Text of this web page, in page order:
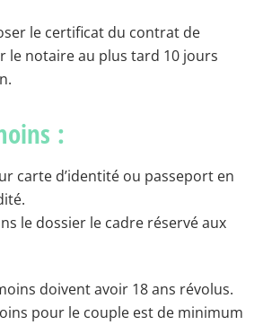
le certificat du contrat de
le notaire au plus tard 10 jours
:
carte d’identité ou passeport en
le dossier le cadre réservé aux
doivent avoir 18 ans révolus.
pour le couple est de minimum